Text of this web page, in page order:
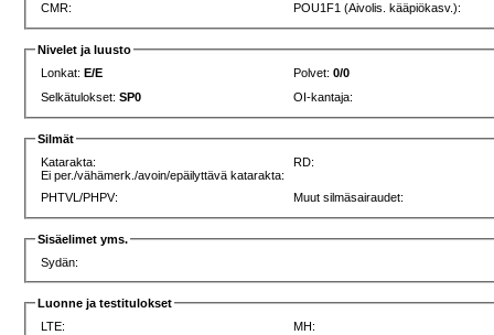
CMR:
POU1F1 (Aivolis. kääpiökasv.):
Nivelet ja luusto
Lonkat:E/E Polvet:0/0
Selkätulokset:SP0 OI-kantaja:
Silmät
Katarakta:
Ei per./vähämerk./avoin/epäilyttävä katarakta:
RD:
PHTVL/PHPV: Muut silmäsairaudet:
Sisäelimet yms.
Sydän:
Luonne ja testitulokset
LTE:
MH: